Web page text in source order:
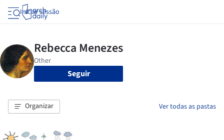
Iniciar sessão
Seguir
Organizar Ver todas as pastas